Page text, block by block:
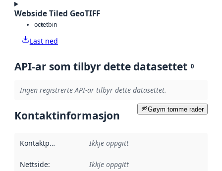
Webside Tiled GeoTIFF
octetbin
Last ned
API-ar som tilbyr dette datasettet 0
Ingen registrerte API-ar tilbyr dette datasettet.
Gøym tomme rader
Kontaktinformasjon
Kontaktpunkt Ikkje oppgitt
Nettside: Ikkje oppgitt